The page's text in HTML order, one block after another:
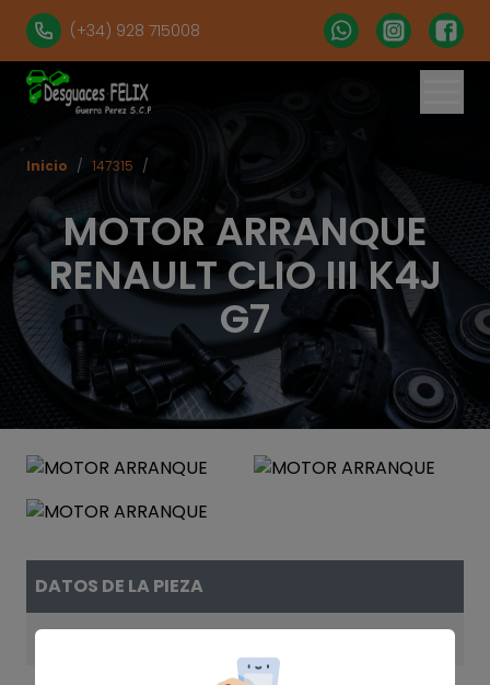
(+34) 928 715008
MOTOR ARRANQUE
RENAULT CLIO III K4J
G7
Inicio / 147315 /
DATOS DE LA PIEZA
REFERENCIA